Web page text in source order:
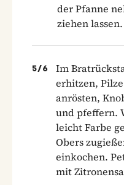
der Pfanne
ziehen lassen.
5/6
Im
erhitzen,
anrösten,
und pfeffern.
leicht Farbe
Obers
einkochen.
mit